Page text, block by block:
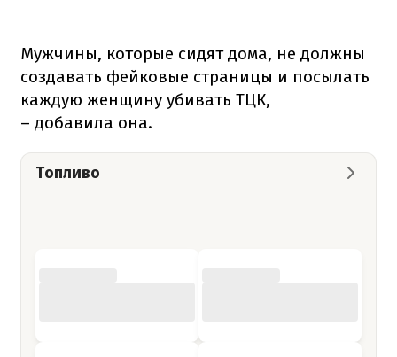
Мужчины, которые сидят дома, не должны
создавать фейковые страницы и посылать
каждую женщину убивать ТЦК,
– добавила она.
Топливо